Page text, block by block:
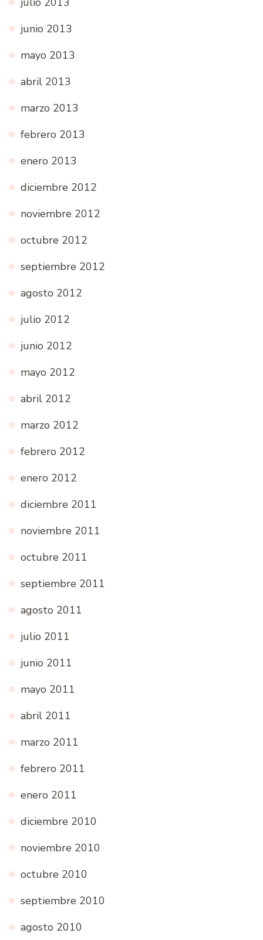
junio 2013
mayo 2013
abril 2013
marzo 2013
febrero 2013
enero 2013
diciembre 2012
noviembre 2012
octubre 2012
septiembre 2012
agosto 2012
julio 2012
junio 2012
mayo 2012
abril 2012
marzo 2012
febrero 2012
enero 2012
diciembre 2011
noviembre 2011
octubre 2011
septiembre 2011
agosto 2011
julio 2011
junio 2011
mayo 2011
abril 2011
marzo 2011
febrero 2011
enero 2011
diciembre 2010
noviembre 2010
octubre 2010
septiembre 2010
agosto 2010